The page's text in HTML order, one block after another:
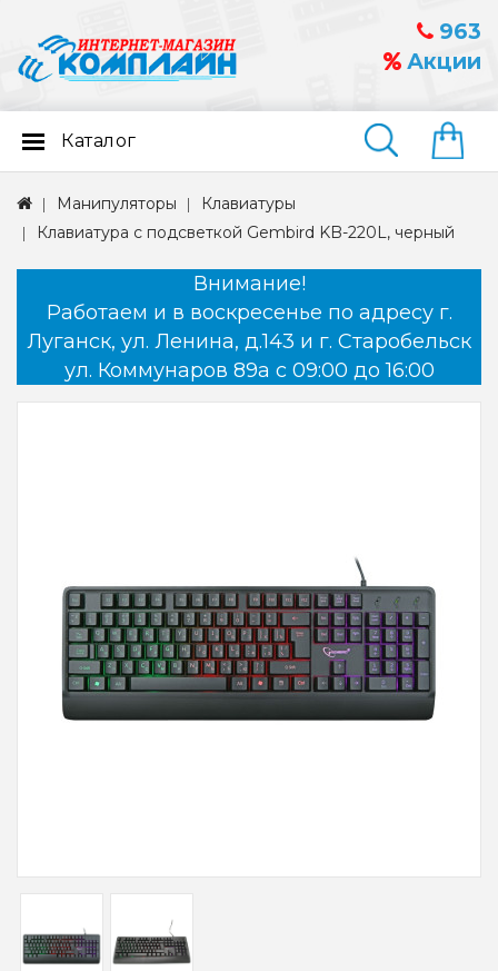
963
Акции
Найти
Каталог
Манипуляторы
Клавиатуры
Клавиатура с подсветкой Gembird KB-220L, черный
Внимание!
Работаем и в воскресенье по адресу г.
Луганск, ул. Ленина, д.143 и г. Старобельск
ул. Коммунаров 89а с 09:00 до 16:00